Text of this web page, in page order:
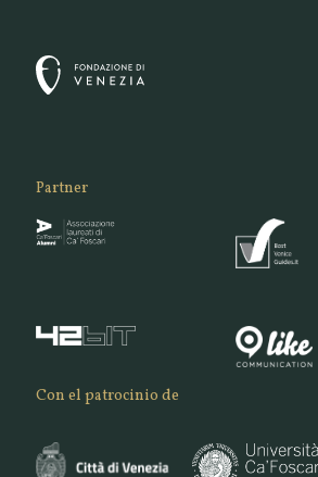
Partner
Con el patrocinio de